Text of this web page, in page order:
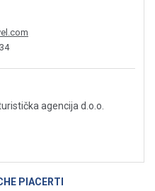
agencija d.o.o.
PIACERTI